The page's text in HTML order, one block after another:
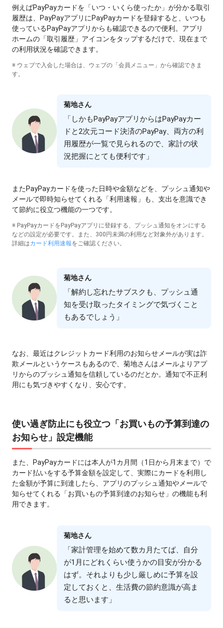
例えばPayPayカードを「いつ・いくら使ったか」が分かる取引
履歴は、PayPayアプリにPayPayカードを登録すると、いつも
使っているPayPayアプリからも確認できるので便利。アプリ
ホームの「取引履歴」アイコンをタップするだけで、現在まで
の利⽤状況を確認できます。
※ ウェブで⼊会した場合は、ウェブの「会員メニュー」から確認できま
す。
菊地さん
「しかもPayPayアプリからはPayPayカー
ドと2次元コード決済のPayPay、両⽅の利
⽤履歴が⼀覧で⾒られるので、家計の状
況把握にとても便利です」
またPayPayカードを使った⽇時や⾦額などを、プッシュ通知や
メールで即時知らせてくれる「利⽤速報」も、⽀出を意識でき
て節約に役⽴つ機能の⼀つです。
※ PayPayカードをPayPayアプリに登録する、プッシュ通知をオンにする
などの設定が必要です。また、300円未満の利⽤など対象外があります。
詳細はカード利⽤速報をご確認ください。
菊地さん
「解約し忘れたサブスクも、プッシュ通
知を受け取ったタイミングで気づくこと
もあるでしょう」
なお、最近はクレジットカード利⽤のお知らせメールが実は詐
欺メールというケースもあるので、菊地さんはメールよりアプ
リからのプッシュ通知を信頼しているのだとか。通知で不正利
⽤にも気づきやすくなり、安⼼です。
使い過ぎ防⽌にも役⽴つ「お買いもの予算到達の
お知らせ」設定機能
また、PayPayカードには本⼈が1カ⽉間（1⽇から⽉末まで）で
カード払いをする予算⾦額を設定して、実際にカードを利⽤し
た⾦額が予算に到達したら、アプリのプッシュ通知やメールで
知らせてくれる「お買いもの予算到達のお知らせ」の機能も利
⽤できます。
菊地さん
「家計管理を始めて数カ⽉たてば、⾃分
が1⽉にどれくらい使うかの⽬安が分かる
はず。それよりも少し厳しめに予算を設
定しておくと、⽣活費の節約意識が⾼ま
ると思います」